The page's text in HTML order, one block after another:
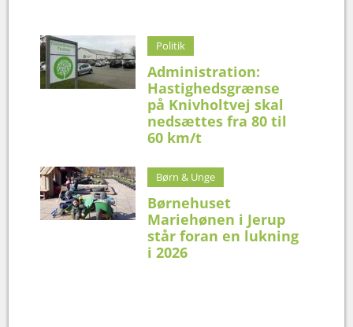
Politik
Administration:
Hastighedsgrænse
på Knivholtvej skal
nedsættes fra 80 til
60 km/t
Børn & Unge
Børnehuset
Mariehønen i Jerup
står foran en lukning
i 2026